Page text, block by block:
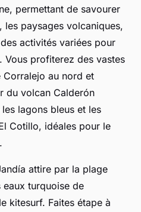
permettant de savourer
les paysages volcaniques,
activités variées pour
Vous profiterez des vastes
Corralejo au nord et
du volcan Calderón
lagons bleus et les
Cotillo, idéales pour le
attire par la plage
turquoise de
kitesurf. Faites étape à